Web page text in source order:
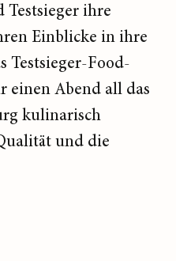
Testsieger ihre
Einblicke in ihre
Testsieger-Food-
einen Abend all das
kulinarisch
und die